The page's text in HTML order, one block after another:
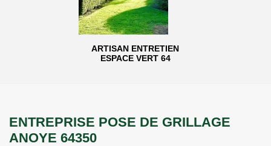
ARTISAN ENTRETIEN
ESPACE VERT 64
ENTREPRISE POSE DE GRILLAGE
ANOYE 64350